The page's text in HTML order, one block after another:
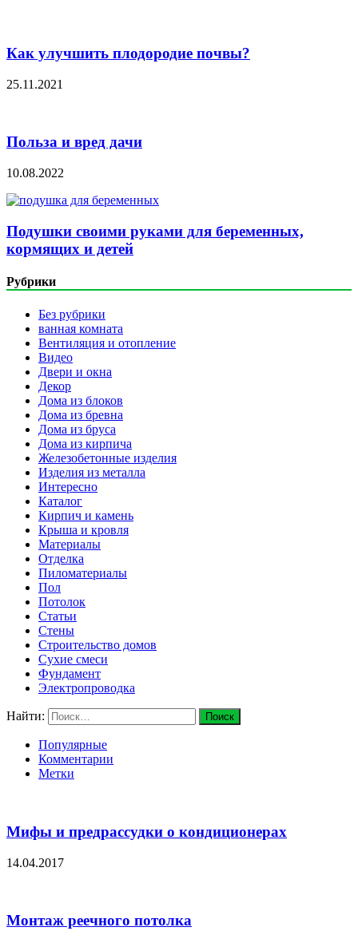
Как улучшить плодородие почвы?
25.11.2021
Польза и вред дачи
10.08.2022
Подушки своими руками для беременных,
кормящих и детей
Рубрики
Без рубрики
ванная комната
Вентиляция и отопление
Видео
Двери и окна
Декор
Дома из блоков
Дома из бревна
Дома из бруса
Дома из кирпича
Железобетонные изделия
Изделия из металла
Интересно
Каталог
Кирпич и камень
Крыша и кровля
Материалы
Отделка
Пиломатериалы
Пол
Потолок
Статьи
Стены
Строительство домов
Сухие смеси
Фундамент
Электропроводка
Найти:
Популярные
Комментарии
Метки
Мифы и предрассудки о кондиционерах
14.04.2017
Монтаж реечного потолка